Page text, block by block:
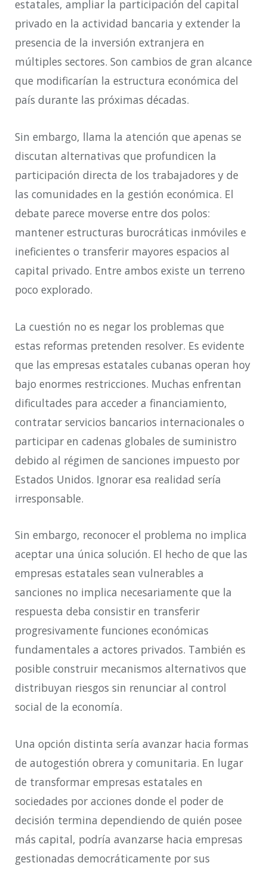
estatales, ampliar la participación del capital
privado en la actividad bancaria y extender la
presencia de la inversión extranjera en
múltiples sectores. Son cambios de gran alcance
que modificarían la estructura económica del
país durante las próximas décadas.
Sin embargo, llama la atención que apenas se
discutan alternativas que profundicen la
participación directa de los trabajadores y de
las comunidades en la gestión económica. El
debate parece moverse entre dos polos:
mantener estructuras burocráticas inmóviles e
ineficientes o transferir mayores espacios al
capital privado. Entre ambos existe un terreno
poco explorado.
La cuestión no es negar los problemas que
estas reformas pretenden resolver. Es evidente
que las empresas estatales cubanas operan hoy
bajo enormes restricciones. Muchas enfrentan
dificultades para acceder a financiamiento,
contratar servicios bancarios internacionales o
participar en cadenas globales de suministro
debido al régimen de sanciones impuesto por
Estados Unidos. Ignorar esa realidad sería
irresponsable.
Sin embargo, reconocer el problema no implica
aceptar una única solución. El hecho de que las
empresas estatales sean vulnerables a
sanciones no implica necesariamente que la
respuesta deba consistir en transferir
progresivamente funciones económicas
fundamentales a actores privados. También es
posible construir mecanismos alternativos que
distribuyan riesgos sin renunciar al control
social de la economía.
Una opción distinta sería avanzar hacia formas
de autogestión obrera y comunitaria. En lugar
de transformar empresas estatales en
sociedades por acciones donde el poder de
decisión termina dependiendo de quién posee
más capital, podría avanzarse hacia empresas
gestionadas democráticamente por sus